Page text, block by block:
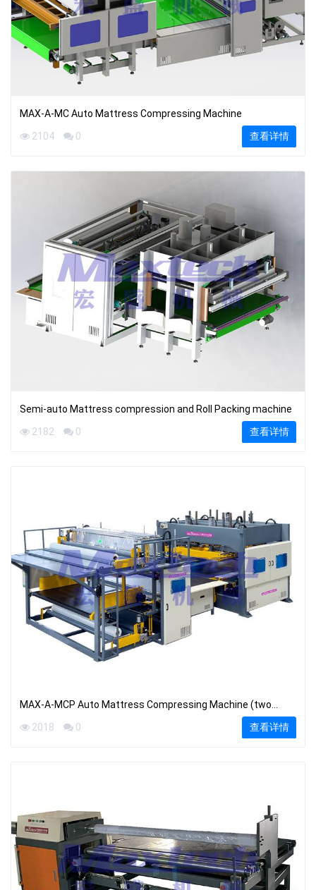
MAX-A-MC Auto Mattress Compressing Machine
2104
0 查看详情
Semi-auto Mattress compression and Roll Packing machine
2182
0 查看详情
MAX-A-MCP Auto Mattress Compressing Machine (two
packing ways)
2018 0 查看详情